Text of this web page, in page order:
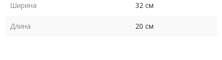
Ширина 32 см
Длина 20 см